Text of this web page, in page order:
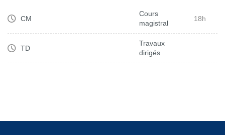
CM
Cours
magistral
18h
TD
Travaux
dirigés